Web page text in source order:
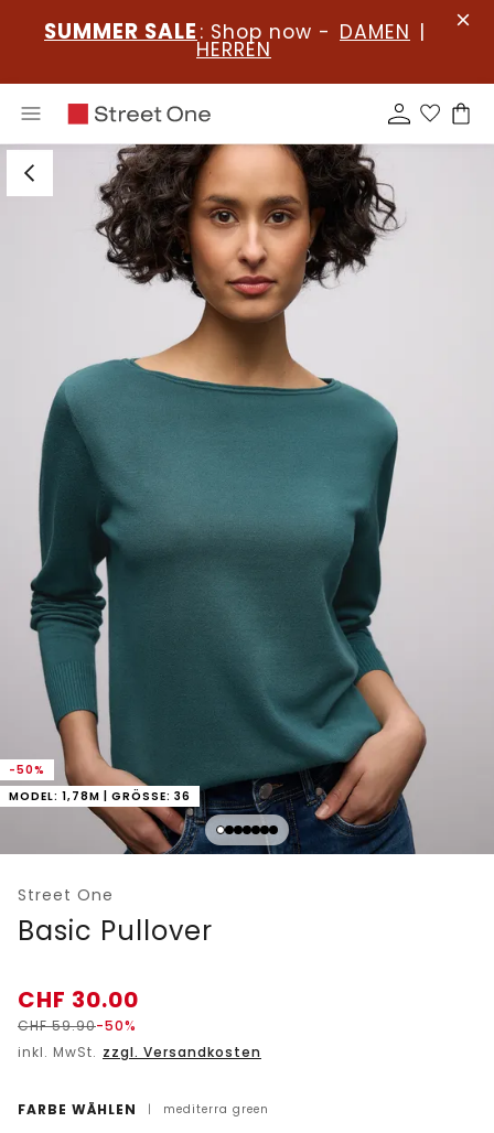
SUMMER SALE : Shop now - DAMEN |
HERREN
-50%
MODEL: 1,78M | GRÖSSE: 36
Street One
Basic Pullover
CHF 30.00
CHF59.90-50%
inkl. MwSt. zzgl. Versandkosten
FARBE WÄHLEN | mediterra green